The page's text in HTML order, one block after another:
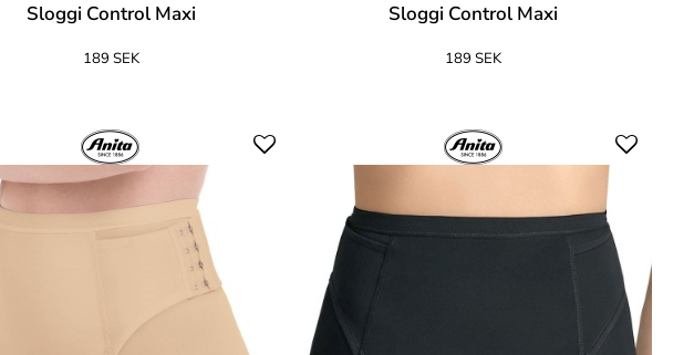
Sloggi Control Maxi
189 SEK
Sloggi Control Maxi
189 SEK